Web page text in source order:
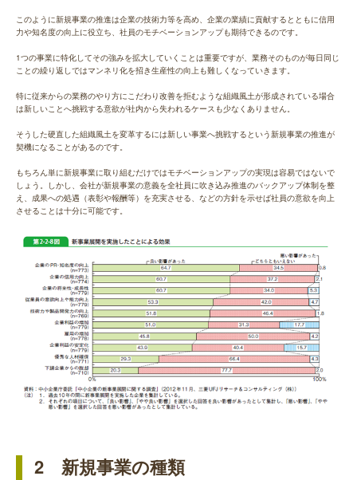
このように新規事業の推進は企業の技術力等を高め、企業の業績に貢献するとともに信用
力や知名度の向上に役立ち、社員のモチベーションアップも期待できるのです。
1つの事業に特化してその強みを拡大していくことは重要ですが、業務そのものが毎日同じ
ことの繰り返しではマンネリ化を招き生産性の向上も難しくなっていきます。
特に従来からの業務のやり方にこだわり改善を拒むような組織風土が形成されている場合
は新しいことへ挑戦する意欲が社内から失われるケースも少なくありません。
そうした硬直した組織風土を変革するには新しい事業へ挑戦するという新規事業の推進が
契機になることがあるのです。
もちろん単に新規事業に取り組むだけではモチベーションアップの実現は容易ではないで
しょう。しかし、会社が新規事業の意義を全社員に吹き込み推進のバックアップ体制を整
え、成果への処遇（表彰や報酬等）を充実させる、などの方針を示せば社員の意欲を向上
させることは十分に可能です。
2 新規事業の種類